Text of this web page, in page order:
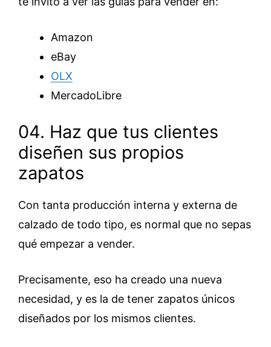
Amazon
eBay
OLX
MercadoLibre
04. Haz que tus clientes
diseñen sus propios
zapatos
Con tanta producción interna y externa de
calzado de todo tipo, es normal que no sepas
qué empezar a vender.
Precisamente, eso ha creado una nueva
necesidad, y es la de tener zapatos únicos
diseñados por los mismos clientes.